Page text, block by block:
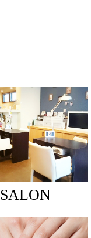
SALON